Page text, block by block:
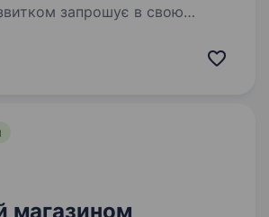
запрошує в свою
т Соборний,196 Вимоги:
магазином